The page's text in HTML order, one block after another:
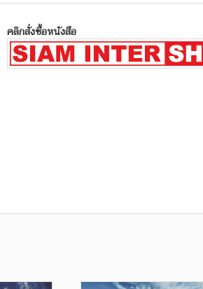
คลิกสั่งซื้อหนังสือ